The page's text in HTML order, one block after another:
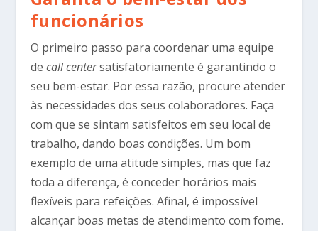
funcionários
O primeiro passo para coordenar uma equipe
de call centersatisfatoriamente é garantindo o
seu bem-estar. Por essa razão, procure atender
às necessidades dos seus colaboradores. Faça
com que se sintam satisfeitos em seu local de
trabalho, dando boas condições. Um bom
exemplo de uma atitude simples, mas que faz
toda a diferença, é conceder horários mais
flexíveis para refeições. Afinal, é impossível
alcançar boas metas de atendimento com fome.